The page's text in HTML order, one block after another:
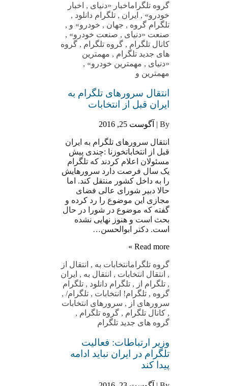
گروه تلگراماخبار «دنیای , اخبار
خودرو» , ایران , تلگرام دانلود ,
تلگرام گروه , جهان , خودرو» و ,
صنعت «دنیای , صنعت خودرو» ,
کانال تلگرام , گروه تلگرام , گروه
های جدید تلگرام , مهمترین
«دنیای , مهمترین خودرو» ,
مهمترین و
انتقال سرورهای تلگرام به
ایران قبل از انتخابات
By | آگوست 25, 2016
انتقال سرورهای تلگرام به ایران
قبل از انتخاباتخوزنا :چندی پیش
مسئولان اعلام کردند که تلگرام
یک سال فرصت دارد سرورهایش
را به داخل کشور منتقل کند. اما
حالا دبیر شورای عالی فضای
مجازی این موضوع را رد کرده و
گفته که موضوع در شورا در حال
بحث است و هنوز نهایی نشده
است. دکتر ابوالحسن…
Read more »
گروه تلگرامانتخابات به , انتقال از
, انتقال انتخابات , انتقال به , ایران
, تلگرام از , تلگرام دانلود , تلگرام
گروه , تلگرام! انتخابات , تلگرام/,
سرورهای از , سرورهای انتخابات
, کانال تلگرام , گروه تلگرام ,
گروه های جدید تلگرام
وزیر ارتباطات: فعالیت
تلگرام در ایران نباید ادامه
پیدا کند